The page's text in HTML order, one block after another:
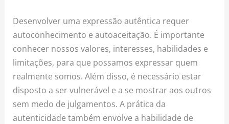
Desenvolver uma expressão autêntica requer
autoconhecimento e autoaceitação. É importante
conhecer nossos valores, interesses, habilidades e
limitações, para que possamos expressar quem
realmente somos. Além disso, é necessário estar
disposto a ser vulnerável e a se mostrar aos outros
sem medo de julgamentos. A prática da
autenticidade também envolve a habilidade de